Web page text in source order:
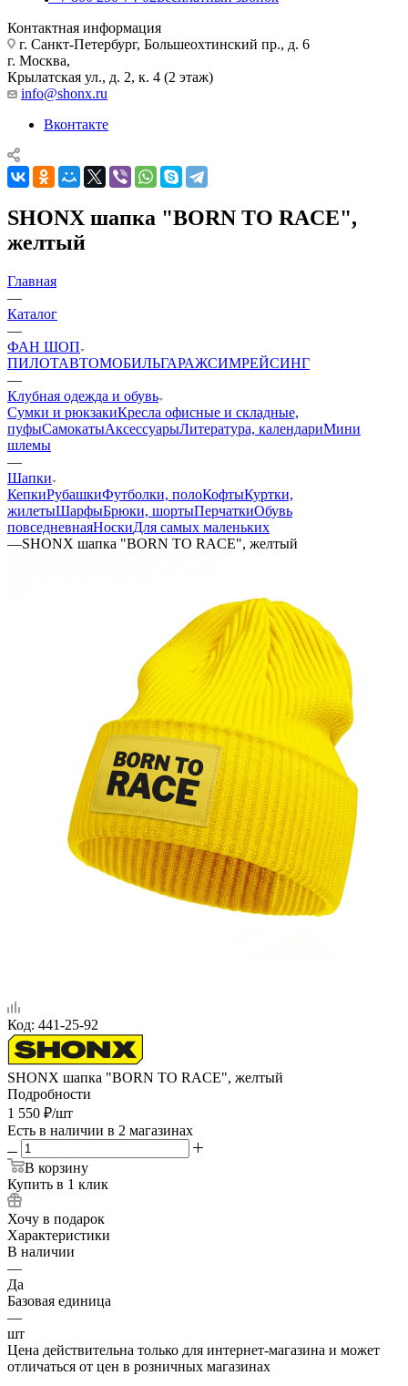
Контактная информация
г. Санкт-Петербург, Большеохтинский пр., д. 6
г. Москва,
Крылатская ул., д. 2, к. 4 (2 этаж)
info@shonx.ru
Вконтакте
SHONX шапка "BORN TO RACE",
желтый
Главная
—
Каталог
—
ФАН ШОП
ПИЛОТАВТОМОБИЛЬГАРАЖСИМРЕЙСИНГ
—
Клубная одежда и обувь
Сумки и рюкзакиКресла офисные и складные,
пуфыСамокатыАксессуарыЛитература, календариМини
шлемы
—
Шапки
КепкиРубашкиФутболки, полоКофтыКуртки,
жилетыШарфыБрюки, шортыПерчаткиОбувь
повседневнаяНоскиДля самых маленьких
—SHONX шапка "BORN TO RACE", желтый
Код: 441-25-92
SHONX шапка "BORN TO RACE", желтый
Подробности
1 550 ₽/шт
Есть в наличии в 2 магазинах
В корзину
Купить в 1 клик
Хочу в подарок
Характеристики
В наличии
—
Да
Базовая единица
—
шт
Цена действительна только для интернет-магазина и может
отличаться от цен в розничных магазинах